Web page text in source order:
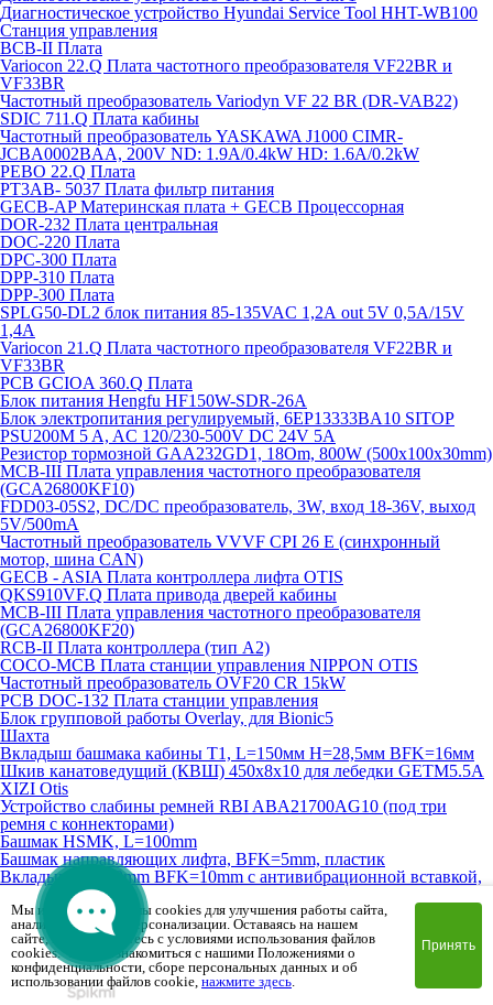
Диагностическое устройство Hyundai Service Tool HHT-WB100
Станция управления
BCB-II Плата
Variocon 22.Q Плата частотного преобразователя VF22BR и
VF33BR
Частотный преобразователь Variodyn VF 22 BR (DR-VAB22)
SDIC 711.Q Плата кабины
Частотный преобразователь YASKAWA J1000 CIMR-
JCBA0002BAA, 200V ND: 1.9A/0.4kW HD: 1.6A/0.2kW
PEBO 22.Q Плата
РТ3АВ- 5037 Плата фильтр питания
GECB-AP Материнская плата + GECB Процессорная
DOR-232 Плата центральная
DOC-220 Плата
DPC-300 Плата
DPP-310 Плата
DPP-300 Плата
SPLG50-DL2 блок питания 85-135VAC 1,2А out 5V 0,5А/15V
1,4А
Variocon 21.Q Плата частотного преобразователя VF22BR и
VF33BR
PCB GCIOA 360.Q Плата
Блок питания Hengfu HF150W-SDR-26A
Блок электропитания регулируемый, 6EP13333BA10 SITOP
PSU200M 5 A, AC 120/230-500V DC 24V 5A
Резистор тормозной GAA232GD1, 18Om, 800W (500x100x30mm)
MCB-III Плата управления частотного преобразователя
(GCA26800KF10)
FDD03-05S2, DC/DC преобразователь, 3W, вход 18-36V, выход
5V/500mA
Частотный преобразователь VVVF CPI 26 E (синхронный
мотор, шина CAN)
GECB - ASIA Плата контроллера лифта OTIS
QKS910VF.Q Плата привода дверей кабины
MCB-III Плата управления частотного преобразователя
(GCA26800KF20)
RCB-II Плата контроллера (тип A2)
COCO-MCB Плата станции управления NIPPON OTIS
Частотный преобразователь OVF20 CR 15kW
PCB DOC-132 Плата станции управления
Блок групповой работы Overlay, для Bionic5
Шахта
Вкладыш башмака кабины T1, L=150мм H=28,5мм BFK=16мм
Шкив канатоведущий (КВШ) 450х8х10 для лебедки GETM5.5A
XIZI Otis
Устройство слабины ремней RBI ABA21700AG10 (под три
ремня с коннекторами)
Башмак HSMK, L=100mm
Башмак направляющих лифта, BFK=5mm, пластик
Вкладыш L=100mm BFK=10mm с антивибрационной вставкой,
полиуретан (FSFG)
Вкладыш L=100mm BFK=16mm с антивибрационной вставкой,
полиуретан (FSFG)
Вкладыш башмака направляющей T5 кабины/противовеса
73х48х9 BFK=5mm
Вкладыш башмака направляющей T16 кабины/противовеса
127х34mm BFK=16mm (аналог)
Мы используем файлы cookies для улучшения работы сайта,
анализа трафика и персонализации. Оставаясь на нашем
сайте, вы соглашаетесь с условиями использования файлов
cookies. Чтобы ознакомиться с нашими Положениями о
конфиденциальности, сборе персональных данных и об
использовании файлов cookie, нажмите здесь.
Принять